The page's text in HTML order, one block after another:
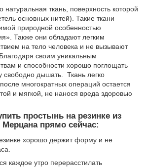
натуральная ткань, поверхность которой
основных нитей). Такие ткани
природной особенностью
Также они обладают легким
на тело человека и не вызывают
своим уникальным
и способности хорошо поглощать
свободно дышать. Ткань легко
многократных операций остается
и мягкой, не нанося вреда здоровью
простынь на резинке из
Мерцана прямо сейчас:
хорошо держит форму и не
каждое утро перерасстилать